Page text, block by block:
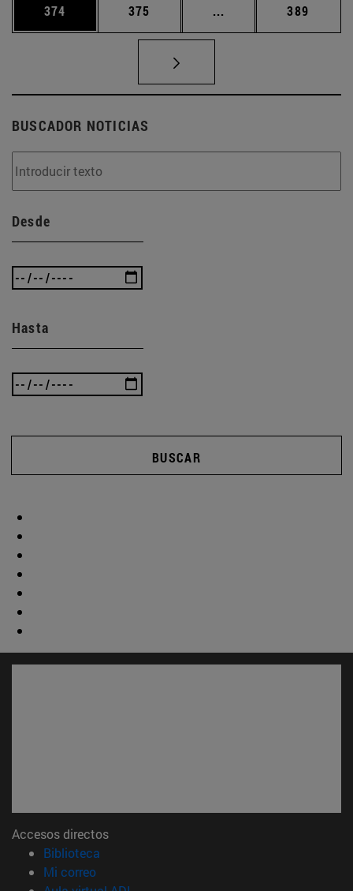
Página
374 Página
375 ... Páginas intermedias
Página
389
BUSCADOR NOTICIAS
Desde
Hasta
BUSCAR
Accesos directos
Biblioteca
Mi correo(abre en nueva ventana)